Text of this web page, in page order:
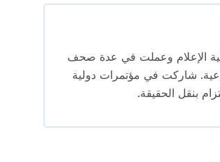
تخرجت من كلية الإعلام وعملت في عدة صحف
شاركت في مؤتمرات دولية
بنقل الحقيقة.